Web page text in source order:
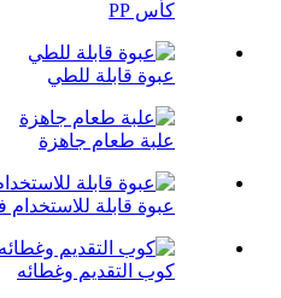
كأس PP
عبوة قابلة للطي
علبة طعام جاهزة
عبوة قابلة
كوب التقديم وغطائه